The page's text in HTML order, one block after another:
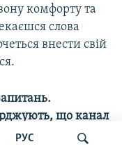
РУС
комфорту та
слова
внести свій
що канал
веде проти